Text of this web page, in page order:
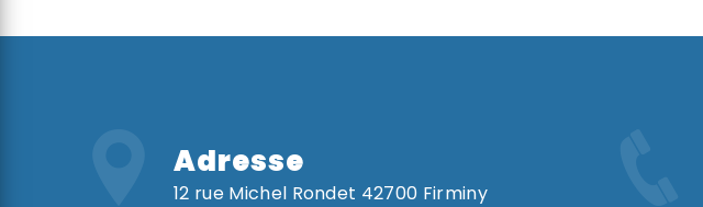
Adresse
12 rue Michel Rondet 42700 Firminy